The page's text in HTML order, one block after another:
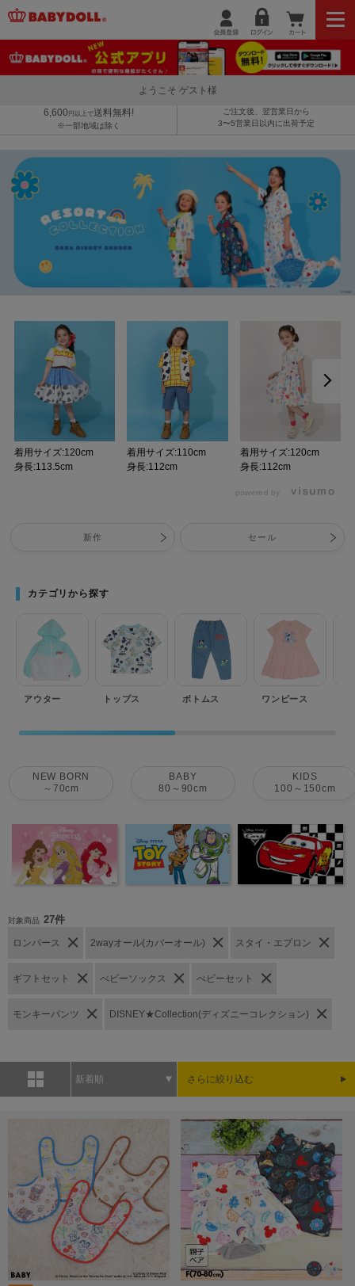
ようこそ ゲスト様
6,600 円以上で送料無料!
※一部地域は除く
ご注文後、翌営業日から
3〜5営業日以内に出荷予定
着用サイズ:120cm
身長:113.5cm
着用サイズ:110cm
身長:112cm
着用サイズ:120cm
身長:112cm
powered by
新作 セール
カテゴリから探す
アウター トップス ボトムス ワンピース
NEW BORN
～70cm
BABY
80～90cm
KIDS
100～150cm
対象商品 27件
ロンパース 2wayオール(カバーオール) スタイ・エプロン
ギフトセット べビーソックス べビーセット
モンキーパンツ DISNEY★Collection(ディズニーコレクション)
新着順 さらに絞り込む